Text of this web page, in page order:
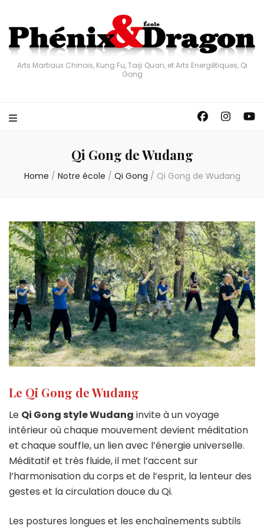
Arts Martiaux Chinois, Kung Fu, Taiji Quan, et Arts Energétiques, Qi
Gong
Qi Gong de Wudang
Home / Notre école / Qi Gong / Qi Gong de Wudang
Le Qi Gong de Wudang
Le Qi Gong style Wudang invite à un voyage
intérieur où chaque mouvement devient méditation
et chaque souffle, un lien avec l’énergie universelle.
Méditatif et très fluide, il met l’accent sur
l’harmonisation du corps et de l’esprit, la lenteur des
gestes et la circulation douce du Qi.
Les postures longues et les enchaînements subtils